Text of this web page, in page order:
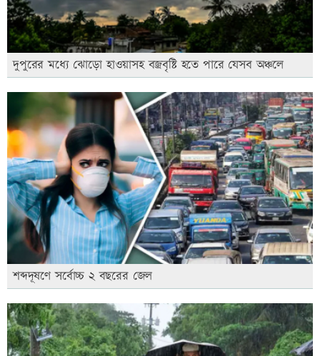
দুপুরের মধ্যে ঝোড়ো হাওয়াসহ বজ্রবৃষ্টি হতে পারে যেসব অঞ্চলে
শব্দদূষণে সর্বোচ্চ ২ বছরের জেল